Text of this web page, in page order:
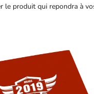
le produit qui repondra à